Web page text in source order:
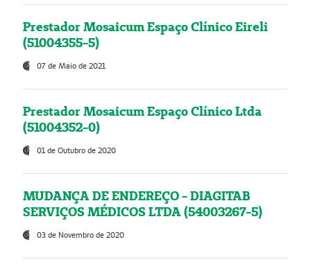
Prestador Mosaicum Espaço Clínico Eireli
(51004355-5)
07 de Maio de 2021
Prestador Mosaicum Espaço Clínico Ltda
(51004352-0)
01 de Outubro de 2020
MUDANÇA DE ENDEREÇO - DIAGITAB
SERVIÇOS MÉDICOS LTDA (54003267-5)
03 de Novembro de 2020